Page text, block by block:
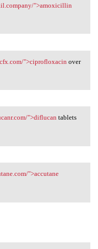
">amoxicillin
">ciprofloxacin over
">diflucan tablets
">accutane